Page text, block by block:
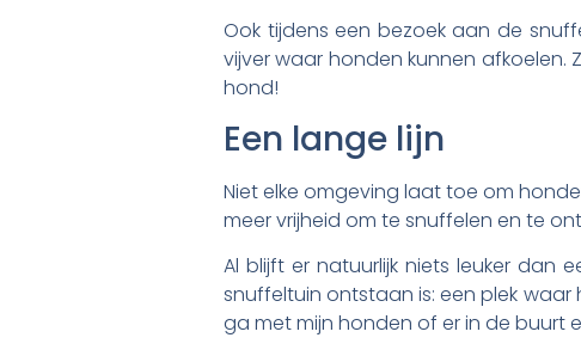
Ook tijdens een bezoek aan de
vijver waar honden kunnen afkoelen.
hond!
Een lange lijn
Niet elke omgeving laat toe om
meer vrijheid om te snuffelen en te
Al blijft er natuurlijk niets leuker dan
snuffeltuin ontstaan is: een plek
ga met mijn honden of er in de buurt